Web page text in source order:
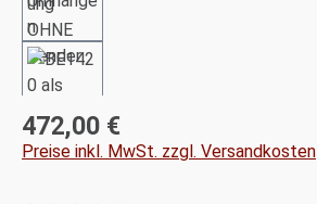
Regulärer Preis:
472,00 €
Preise inkl. MwSt. zzgl. Versandkosten